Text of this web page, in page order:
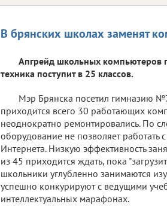
В брянских школах заменят
Апгрейд школьных компьютеров
техника поступит в 25 классов.
Мэр Брянска посетил гимназию
приходится всего 30 работающих
неоднократно ремонтировались. По
оборудование не позволяет
Интернета. Низкую эффективность
из 45 приходится ждать, пока
школьники углубленно занимаются
успешно конкурируют с ведущими
интеллектуальных марафонах.